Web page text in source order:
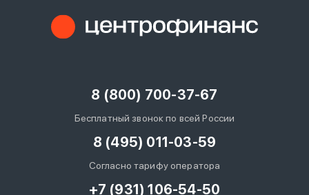
8 (800) 700-37-67
Бесплатный звонок по всей России
8 (495) 011-03-59
Согласно тарифу оператора
+7 (931) 106-54-50
Войти под другим номером